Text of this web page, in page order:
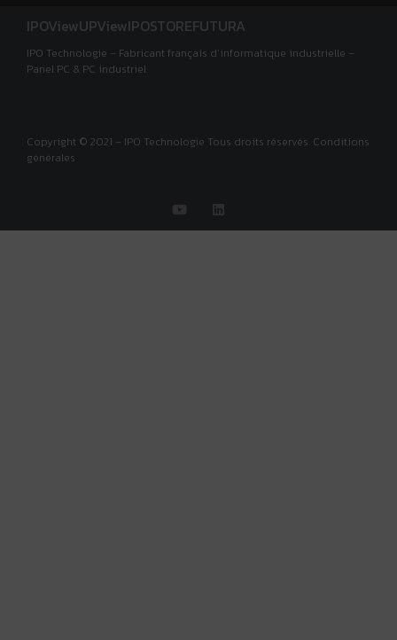
IPOViewUPViewIPOSTOREFUTURA
IPO Technologie – Fabricant français d’informatique industrielle –
Panel PC & PC industriel
Copyright © 2021 – IPO Technologie Tous droits réservés. Conditions
générales